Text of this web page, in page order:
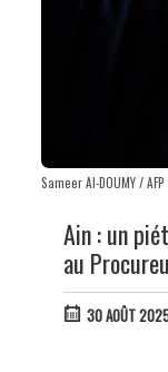
Sameer Al-DOUMY / AFP
Ain : un
au
30 AOÛT